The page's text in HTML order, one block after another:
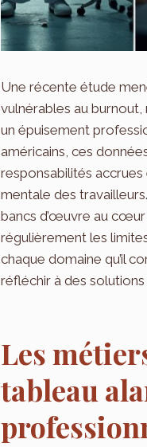
Une récente étude
vulnérables au
un épuisement
américains, ces
responsabilités
mentale des
bancs d’œuvre au cœur
régulièrement les
chaque domaine qu’il
réfléchir à des
Les
tableau